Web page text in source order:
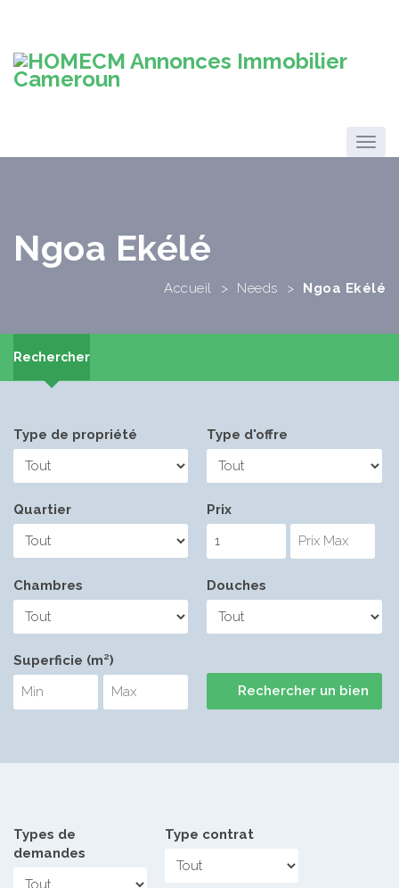
Ngoa Ekélé
Accueil > Needs > Ngoa Ekélé
Rechercher
Type de propriété Type d'offre
Quartier Prix
Chambres Douches
Superficie (m²)
Types de
demandes
Type contrat